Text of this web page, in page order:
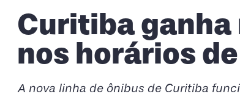
Curitiba ganha
nos horários
A nova linha de ônibus de Curitiba